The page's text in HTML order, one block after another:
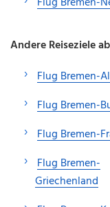
Andere Reiseziele
Flug Bremen-
Flug Bremen-
Flug Bremen-
Flug Bremen-
Griechenland